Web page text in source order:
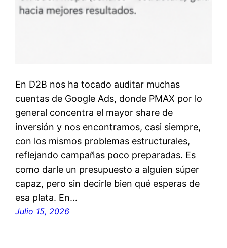
En D2B nos ha tocado auditar muchas
cuentas de Google Ads, donde PMAX por lo
general concentra el mayor share de
inversión y nos encontramos, casi siempre,
con los mismos problemas estructurales,
reflejando campañas poco preparadas. Es
como darle un presupuesto a alguien súper
capaz, pero sin decirle bien qué esperas de
esa plata. En…
Julio 15, 2026